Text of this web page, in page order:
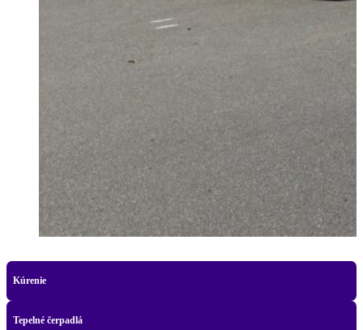
Kúrenie
Tepelné čerpadlá